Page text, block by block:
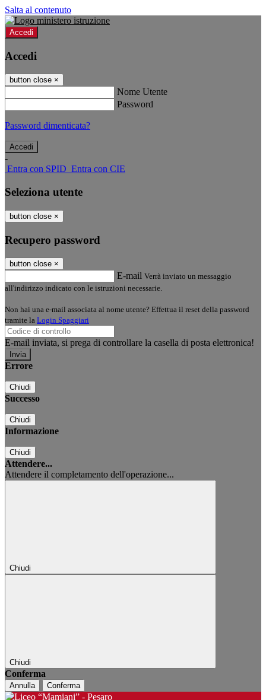
Salta al contenuto
Accedi
Accedi
button close ×
Nome Utente
Password
Password dimenticata?
-
Entra con SPID Entra con CIE
Seleziona utente
button close ×
Recupero password
button close ×
E-mail Verrà inviato un messaggio
all'indirizzo indicato con le istruzioni necessarie.
Non hai una e-mail associata al nome utente? Effettua il reset della password
tramite la Login Spaggiari
E-mail inviata, si prega di controllare la casella di posta elettronica!
Errore
Chiudi
Successo
Chiudi
Informazione
Chiudi
Attendere...
Attendere il completamento dell'operazione...
Chiudi
Chiudi
Conferma
Annulla Conferma